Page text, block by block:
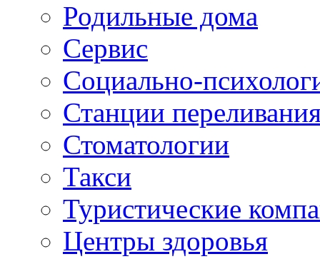
Родильные дома
Сервис
Социально-
Станции
Стоматологии
Такси
Туристические
Центры здоровья